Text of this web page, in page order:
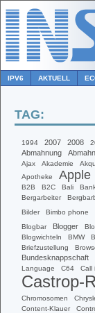
IPV6 AKTUELL
TAG:
1994 2007 2008
Abmahnung
Ajax
Akademie
Apotheke
Apple
B2B
B2C Bali
Bergarbeiter
Bilder
Bimbo phone
Blogbar Blogger
Blogwichteln
BMW
Briefzustellung
Bundesknappschaft
Language
C64 Call
Castrop-
Chromosomen
Content-Klauer